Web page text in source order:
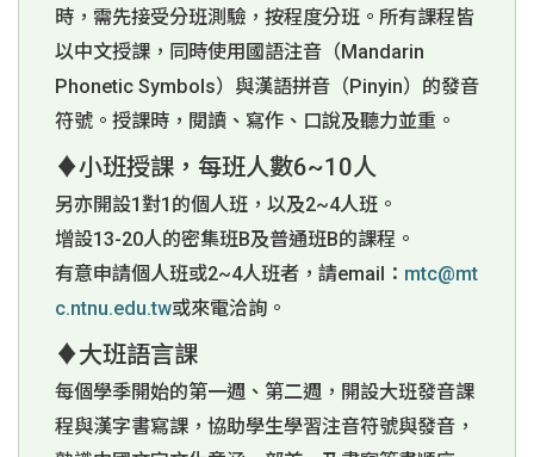
時，需先接受分班測驗，按程度分班。所有課程皆
以中文授課，同時使用國語注音（Mandarin
Phonetic Symbols）與漢語拼音（Pinyin）的發音
符號。授課時，閱讀、寫作、口說及聽力並重。
♦小班授課，每班人數6~10人
另亦開設1對1的個人班，以及2~4人班。
增設13-20人的密集班B及普通班B的課程。
有意申請個人班或2~4人班者，請email： mtc@mt
c.ntnu.edu.tw或來電洽詢。
♦大班語言課
每個學季開始的第一週、第二週，開設大班發音課
程與漢字書寫課，協助學生學習注音符號與發音，